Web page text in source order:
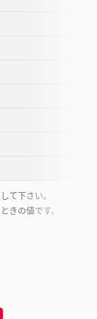
て下さい。
きの値です。